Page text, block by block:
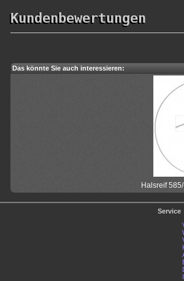
Kundenbewertungen
Das könnte Sie auch interessieren:
Halsreif
Service